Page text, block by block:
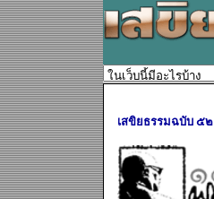
เสขิยธรรมฉบับ ๕๒